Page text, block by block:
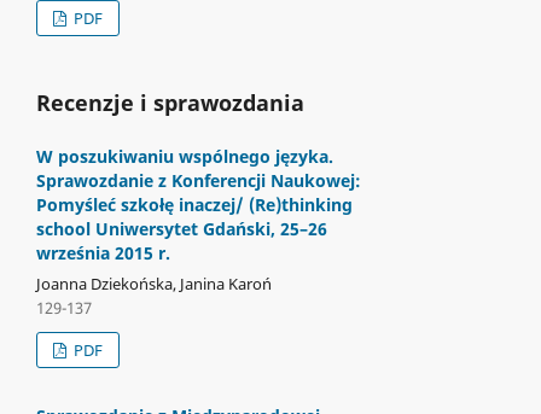
PDF
Recenzje i sprawozdania
W poszukiwaniu wspólnego języka.
Sprawozdanie z Konferencji Naukowej:
Pomyśleć szkołę inaczej/ (Re)thinking
school Uniwersytet Gdański, 25–26
września 2015 r.
Joanna Dziekońska, Janina Karoń
129-137
PDF